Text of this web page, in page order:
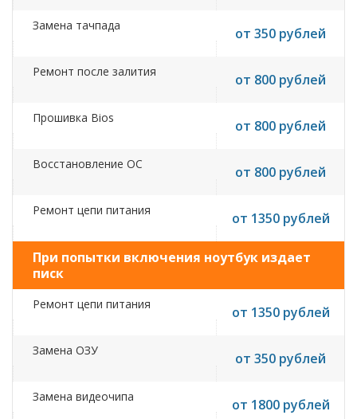
Замена тачпада от 350 рублей
Ремонт после залития от 800 рублей
Прошивка Bios от 800 рублей
Восстановление ОС от 800 рублей
Ремонт цепи питания от 1350 рублей
При попытки включения ноутбук издает
писк
Ремонт цепи питания от 1350 рублей
Замена ОЗУ от 350 рублей
Замена видеочипа от 1800 рублей